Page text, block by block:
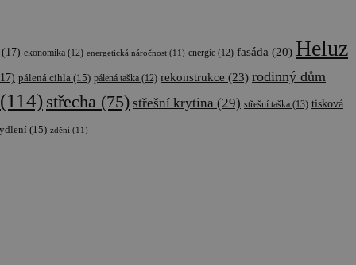
(17) ekonomika (12) energetická náročnost (11) energie (12) fasáda (20) Heluz
pálená cihla (15) pálená taška (12) rekonstrukce (23) rodinný dům
(114) střecha (75) střešní krytina (29) střešní taška (13) tisková
(15) zdění (11)